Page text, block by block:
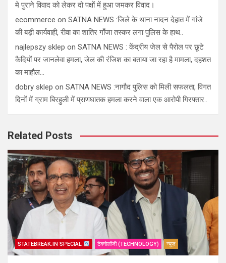
मे पुराने विवाद को लेकर दो पक्षों में हुआ जमकर विवाद।
ecommerce on SATNA NEWS :जिले के थाना नादन देहात में गांजे
की बड़ी कार्यवाही, रीवा का शातिर गाँजा तस्कर लगा पुलिस के हाथ..
najlepszy sklep on SATNA NEWS : केंद्रीय जेल से पैरोल पर छूटे
कैदियों पर जानलेवा हमला, जेल की रंजिश का बताया जा रहा है मामला, दहशत
का माहौल…
dobry sklep on SATNA NEWS :नागौद पुलिस को मिली सफलता, विगत
दिनों में ग्राम बिरहुली में प्राणघातक हमला करने वाला एक आरोपी गिरफ्तार..
Related Posts
STATEBREAK.IN SPECIAL टेक्नोलॉजी (TECHNOLOGY) न्यूज़